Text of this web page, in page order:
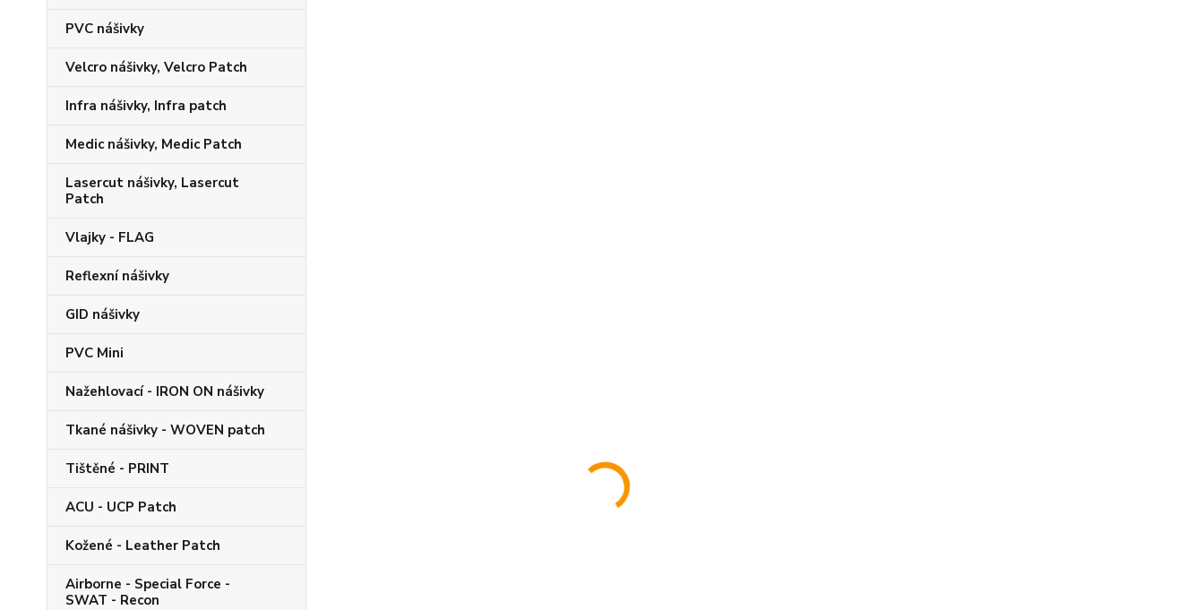
PVC nášivky
Velcro nášivky, Velcro Patch
Infra nášivky, Infra patch
Medic nášivky, Medic Patch
Lasercut nášivky, Lasercut
Patch
Vlajky - FLAG
Reflexní nášivky
GID nášivky
PVC Mini
Nažehlovací - IRON ON nášivky
Tkané nášivky - WOVEN patch
Tištěné - PRINT
ACU - UCP Patch
Kožené - Leather Patch
Airborne - Special Force -
SWAT - Recon